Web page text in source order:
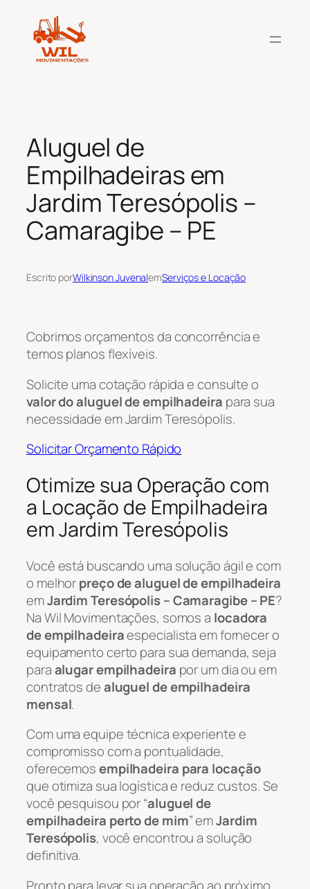
conteúdo
Aluguel de
Empilhadeiras em
Jardim Teresópolis –
Camaragibe – PE
Escrito porWilkinson JuvenalemServiços e Locação
Cobrimos orçamentos da concorrência e
temos planos flexíveis.
Solicite uma cotação rápida e consulte o
valor do aluguel de empilhadeira para sua
necessidade em Jardim Teresópolis.
Solicitar Orçamento Rápido
Otimize sua Operação com
a Locação de Empilhadeira
em Jardim Teresópolis
Você está buscando uma solução ágil e com
o melhorpreço de aluguel de empilhadeira
emJardim Teresópolis – Camaragibe – PE?
Na Wil Movimentações, somos a locadora
de empilhadeiraespecialista em fornecer o
equipamento certo para sua demanda, seja
paraalugar empilhadeira por um dia ou em
contratos dealuguel de empilhadeira
mensal.
Com uma equipe técnica experiente e
compromisso com a pontualidade,
oferecemosempilhadeira para locação
que otimiza sua logística e reduz custos. Se
você pesquisou por “aluguel de
empilhadeira perto de mim” emJardim
Teresópolis, você encontrou a solução
definitiva.
Pronto para levar sua operação ao próximo